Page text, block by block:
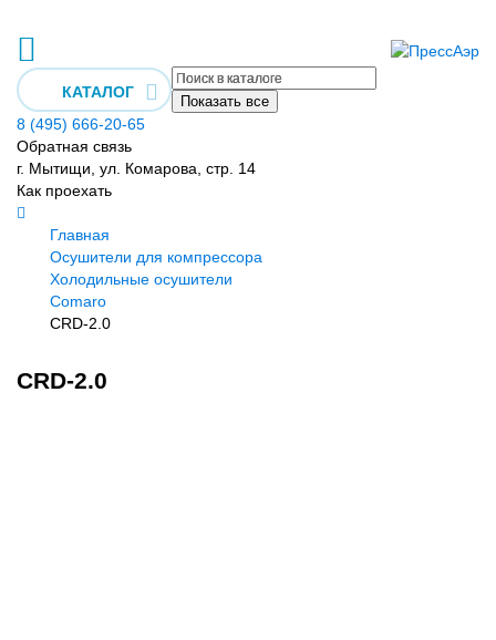
КАТАЛОГ
Показать все
8 (495) 666-20-65
Обратная связь
г. Мытищи, ул. Комарова, стр. 14
Как проехать
Главная
Осушители для компрессора
Холодильные осушители
Comaro
CRD-2.0
CRD-2.0